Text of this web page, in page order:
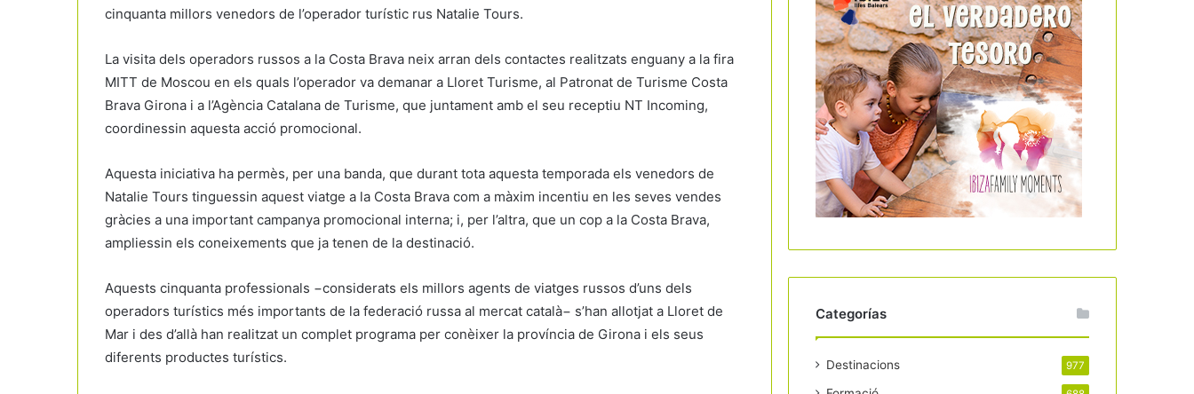
cinquanta millors venedors de l’operador turístic rus Natalie Tours.
La visita dels operadors russos a la Costa Brava neix arran dels contactes realitzats enguany a la fira
MITT de Moscou en els quals l’operador va demanar a Lloret Turisme, al Patronat de Turisme Costa
Brava Girona i a l’Agència Catalana de Turisme, que juntament amb el seu receptiu NT Incoming,
coordinessin aquesta acció promocional.
Aquesta iniciativa ha permès, per una banda, que durant tota aquesta temporada els venedors de
Natalie Tours tinguessin aquest viatge a la Costa Brava com a màxim incentiu en les seves vendes
gràcies a una important campanya promocional interna; i, per l’altra, que un cop a la Costa Brava,
ampliessin els coneixements que ja tenen de la destinació.
Aquests cinquanta professionals −considerats els millors agents de viatges russos d’uns dels
operadors turístics més importants de la federació russa al mercat català− s’han allotjat a Lloret de
Mar i des d’allà han realitzat un complet programa per conèixer la província de Girona i els seus
diferents productes turístics.
Categorías
Destinacions 977